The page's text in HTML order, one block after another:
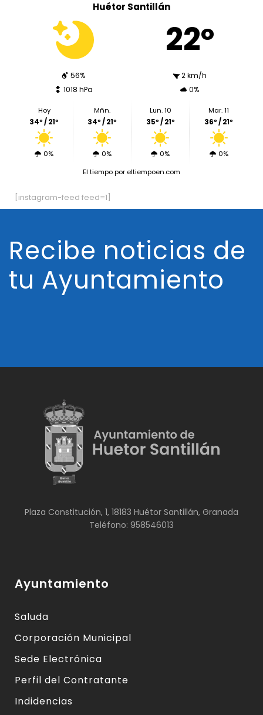
Huétor Santillán
22º
56%
2 km/h
1018 hPa
0%
Hoy
34º / 21º
0%
Mñn.
34º / 21º
0%
Lun. 10
35º / 21º
0%
Mar. 11
36º / 21º
0%
El tiempopor eltiempoen.com
[instagram-feed feed=1]
Recibe noticias de
tu Ayuntamiento
Plaza Constitución, 1, 18183 Huétor Santillán, Granada
Teléfono: 958546013
Ayuntamiento
Saluda
Corporación Municipal
Sede Electrónica
Perfil del Contratante
Indidencias